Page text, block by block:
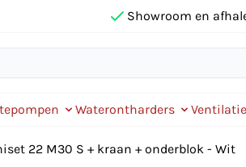
Showroom en
Waterontharders Ventilatie
22 M30 S + kraan + onderblok - Wit